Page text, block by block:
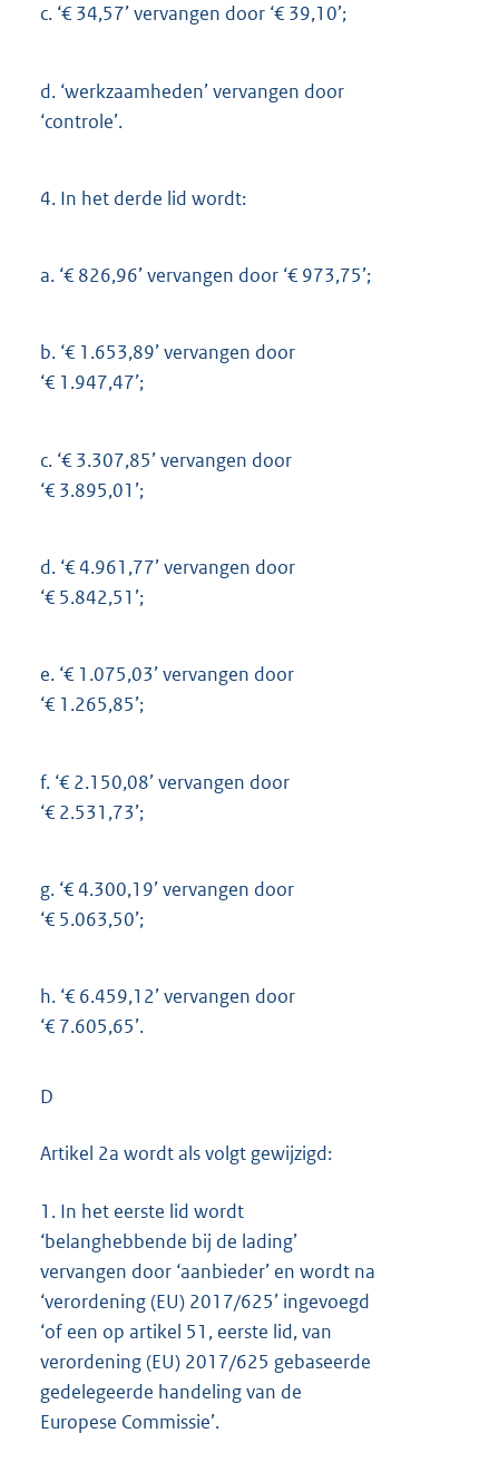
c. ‘€ 34,57’ vervangen door ‘€ 39,10’;
d. ‘werkzaamheden’ vervangen door
‘controle’.
4. In het derde lid wordt:
a. ‘€ 826,96’ vervangen door ‘€ 973,75’;
b. ‘€ 1.653,89’ vervangen door
‘€ 1.947,47’;
c. ‘€ 3.307,85’ vervangen door
‘€ 3.895,01’;
d. ‘€ 4.961,77’ vervangen door
‘€ 5.842,51’;
e. ‘€ 1.075,03’ vervangen door
‘€ 1.265,85’;
f. ‘€ 2.150,08’ vervangen door
‘€ 2.531,73’;
g. ‘€ 4.300,19’ vervangen door
‘€ 5.063,50’;
h. ‘€ 6.459,12’ vervangen door
‘€ 7.605,65’.
D
Artikel 2a wordt als volgt gewijzigd:
1. In het eerste lid wordt
‘belanghebbende bij de lading’
vervangen door ‘aanbieder’ en wordt na
‘verordening (EU) 2017/625’ ingevoegd
‘of een op artikel 51, eerste lid, van
verordening (EU) 2017/625 gebaseerde
gedelegeerde handeling van de
Europese Commissie’.